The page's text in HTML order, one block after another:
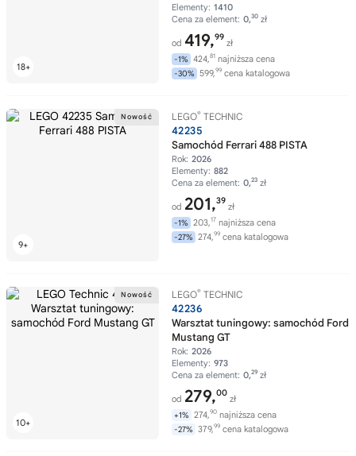
Elementy: 1410
Cena za element: 0,30 zł
od 419,99
zł
-1% 424,81 najniższa cena
-30% 599,99 cena katalogowa
LEGO® TECHNIC
42235
Samochód Ferrari 488 PISTA
Rok: 2026
Elementy: 882
Cena za element: 0,23 zł
od 201,39
zł
-1% 203,17 najniższa cena
-27% 274,99 cena katalogowa
LEGO® TECHNIC
42236
Warsztat tuningowy: samochód Ford
Mustang GT
Rok: 2026
Elementy: 973
Cena za element: 0,29 zł
od 279,00
zł
+1% 274,90 najniższa cena
-27% 379,99 cena katalogowa